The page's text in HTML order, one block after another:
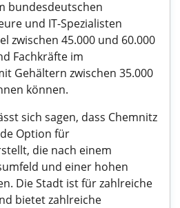
bundesdeutschen
und IT-Spezialisten
zwischen 45.000 und 60.000
Fachkräfte im
Gehältern zwischen 35.000
können.
sich sagen, dass Chemnitz
Option für
die nach einem
und einer hohen
Die Stadt ist für zahlreiche
bietet zahlreiche